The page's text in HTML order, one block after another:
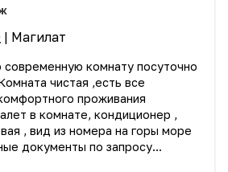
| Магилат
комнату посуточно
чистая ,есть все
проживания
в комнате, кондиционер ,
, вид из номера на горы море
документы по запросу...